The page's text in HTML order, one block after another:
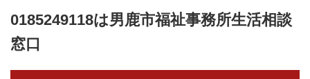
0185249118は男鹿市福祉事務所生活相談
窓口